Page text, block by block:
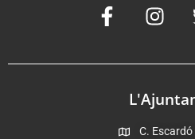
C.